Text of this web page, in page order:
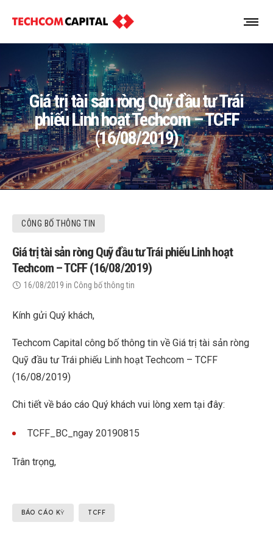
Giá trị tài sản ròng Quỹ đầu tư Trái
phiếu Linh hoạt Techcom – TCFF
(16/08/2019)
CÔNG BỐ THÔNG TIN
Giá trị tài sản ròng Quỹ đầu tư Trái phiếu Linh hoạt
Techcom – TCFF (16/08/2019)
16/08/2019 in Công bố thông tin
Kính gửi Quý khách,
Techcom Capital công bố thông tin về Giá trị tài sản ròng
Quỹ đầu tư Trái phiếu Linh hoạt Techcom – TCFF
(16/08/2019)
Chi tiết về báo cáo Quý khách vui lòng xem tại đây:
TCFF_BC_ngay 20190815
Trân trọng,
BÁO CÁO KỲ TCFF